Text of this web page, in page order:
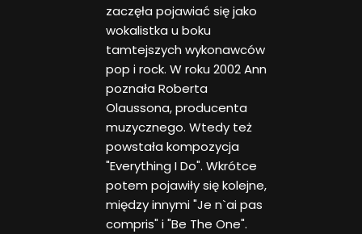
zaczęła pojawiać się jako
wokalistka u boku
tamtejszych wykonawców
pop i rock. W roku 2002 Ann
poznała Roberta
Olaussona, producenta
muzycznego. Wtedy też
powstała kompozycja
"Everything I Do". Wkrótce
potem pojawiły się kolejne,
między innymi "Je n`ai pas
compris" i "Be The One".